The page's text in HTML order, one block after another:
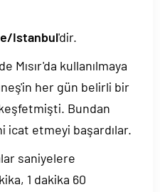
Istanbul'dir.
Mısır'da kullanılmaya
her gün belirli bir
Bundan
icat etmeyi başardılar.
saniyelere
1 dakika 60